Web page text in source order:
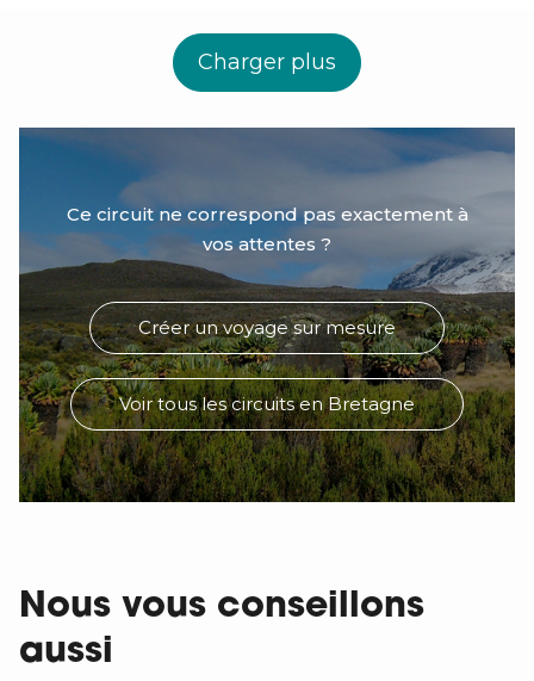
Charger plus
Ce circuit ne correspond pas exactement à
vos attentes ?
Créer un voyage sur mesure
Voir tous les circuits en Bretagne
Nous vous conseillons
aussi